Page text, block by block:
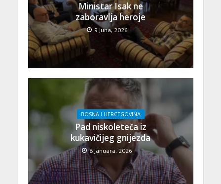
Ministar Isak ne
zaboravlja heroje
9 Juna, 2026
BOSNA I HERCEGOVINA
Pad niskoleteča iz
kukavičijeg gnijezda
8 Januara, 2026